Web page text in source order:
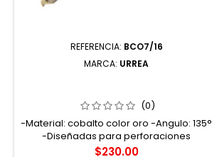
REFERENCIA: BCO7/16
MARCA: URREA
ZANCO RECTO URREA
(0)
-Material: cobalto color oro -Angulo: 135°
-Diseñadas para perforaciones
pesadas como metales -Autocentrable-
Precio
$230.00